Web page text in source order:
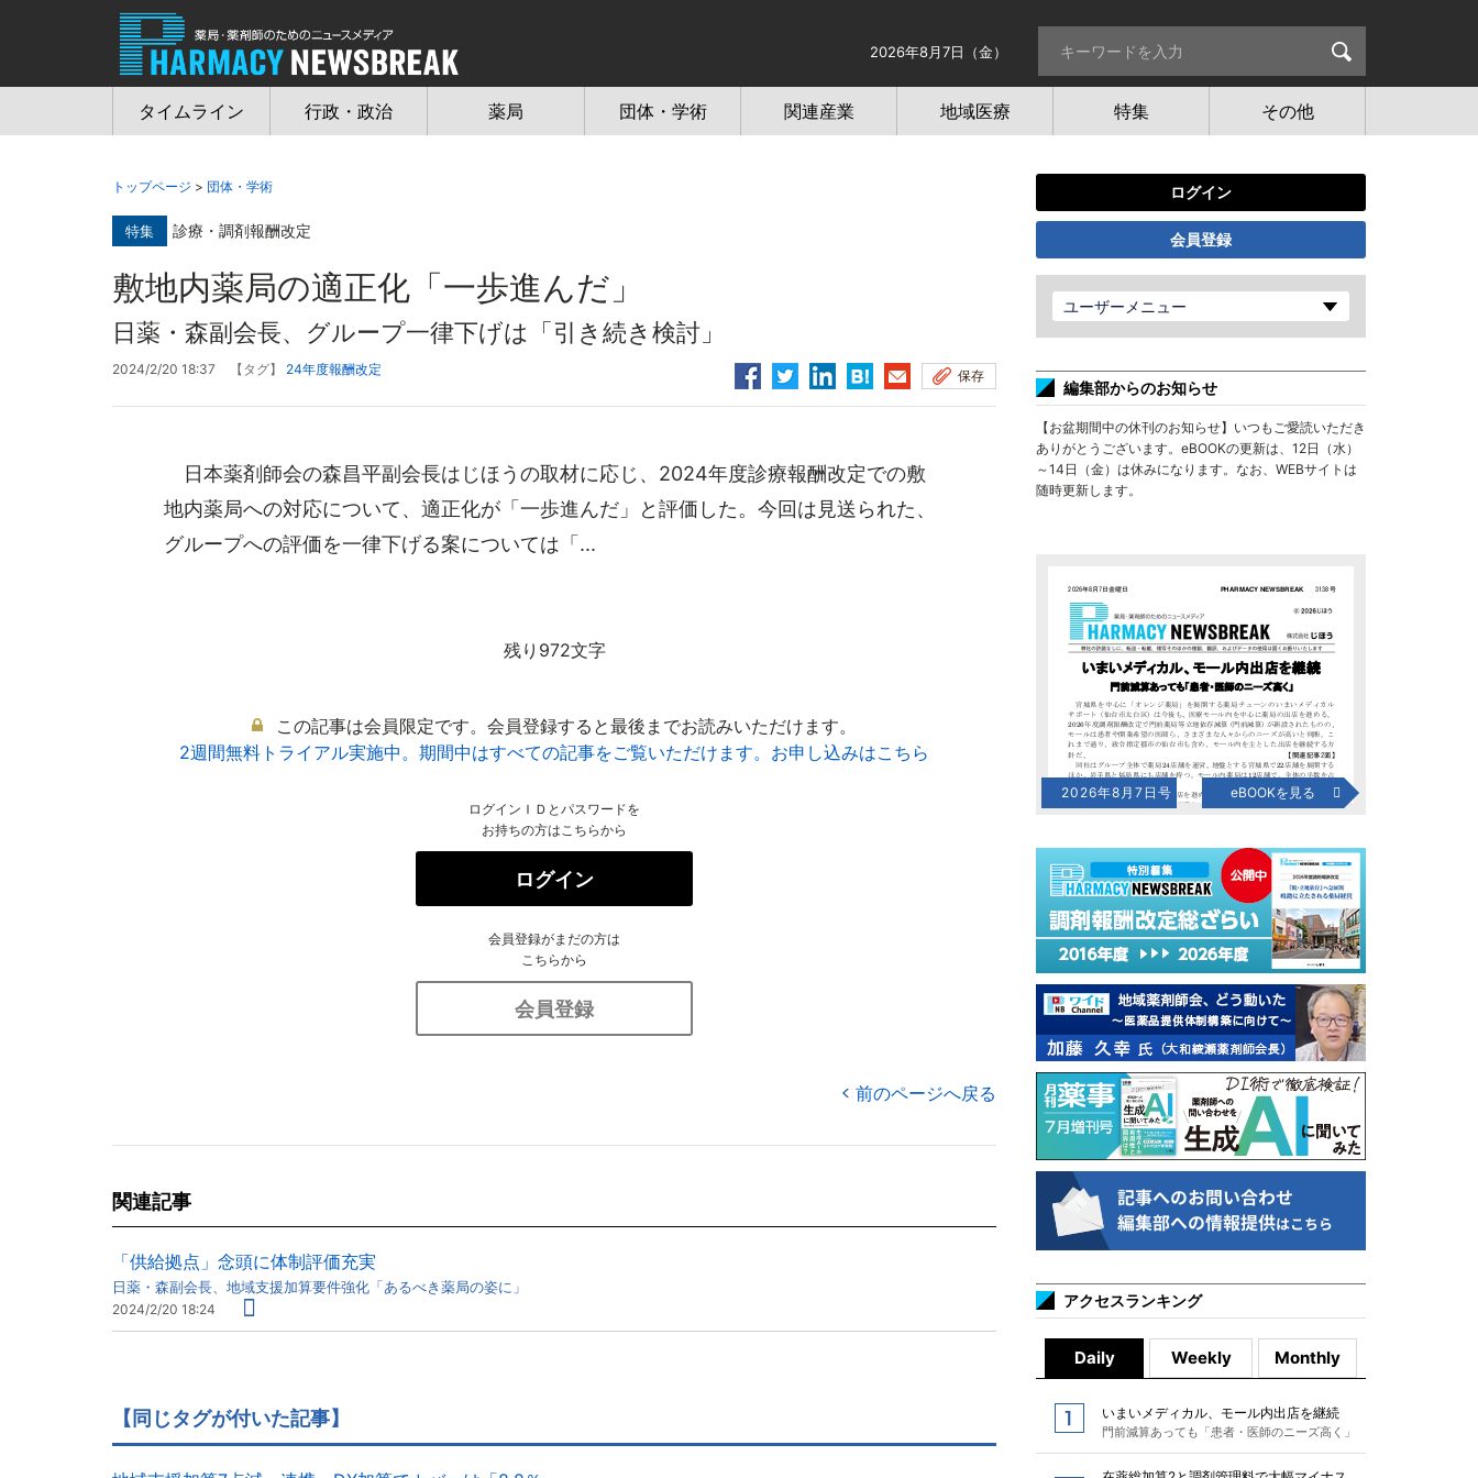
2026年8月7日（金）
タイムライン 行政・政治 薬局 団体・学術 関連産業 地域医療 特集 その他
トップページ > 団体・学術
特集 診療・調剤報酬改定
敷地内薬局の適正化「一歩進んだ」
日薬・森副会長、グループ一律下げは「引き続き検討」
2024/2/20 18:37 【タグ】 24年度報酬改定 保存
日本薬剤師会の森昌平副会長はじほうの取材に応じ、2024年度診療報酬改定での敷
地内薬局への対応について、適正化が「一歩進んだ」と評価した。今回は見送られた、
グループへの評価を一律下げる案については「...
残り972文字
この記事は会員限定です。会員登録すると最後までお読みいただけます。
2週間無料トライアル実施中。期間中はすべての記事をご覧いただけます。お申し込みはこちら
ログインＩＤとパスワードを
お持ちの方はこちらから
ログイン
会員登録がまだの方は
こちらから
会員登録
前のページへ戻る
関連記事
「供給拠点」念頭に体制評価充実
日薬・森副会長、地域支援加算要件強化「あるべき薬局の姿に」
2024/2/20 18:24
【同じタグが付いた記事】
ログイン
会員登録
ユーザーメニュー
編集部からのお知らせ
【お盆期間中の休刊のお知らせ】いつもご愛読いただき
ありがとうございます。eBOOKの更新は、12日（水）
～14日（金）は休みになります。なお、WEBサイトは
随時更新します。
2026年8月7日号 eBOOKを見る
アクセスランキング
Daily Weekly Monthly
いまいメディカル、モール内出店を継続
門前減算あっても「患者・医師のニーズ高く」